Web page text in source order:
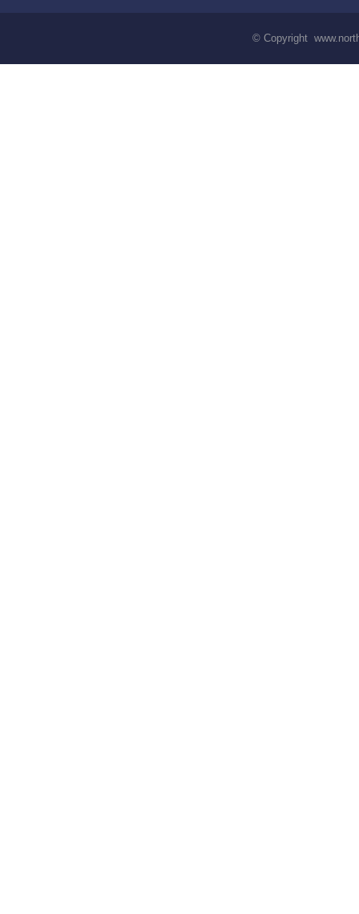
© Copyright